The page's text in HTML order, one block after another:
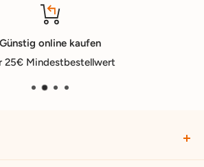
Günstig online kaufen
25€ Mindestbestellwert